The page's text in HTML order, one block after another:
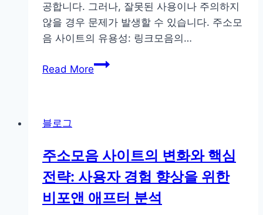
쓰
고
받
GEO-
과:
년
AI
공합니다. 그러나, 잘못된 사용이나 주의하지
않을 경우 문제가 발생할 수 있습니다. 주소모
음 사이트의 유용성: 링크모음의…
Read More주
트
사
용
시
블로그
주소모음 사이트의 변화와 핵심
전략: 사용자 경험 향상을 위한
비포앤 애프터 분석